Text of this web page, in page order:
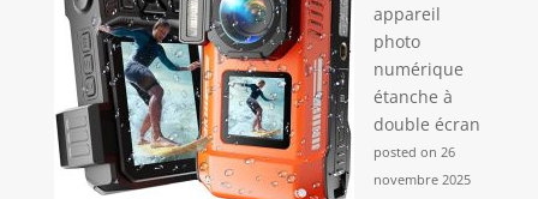
appareil
photo
numérique
étanche à
double écran
posted on 26
novembre 2025